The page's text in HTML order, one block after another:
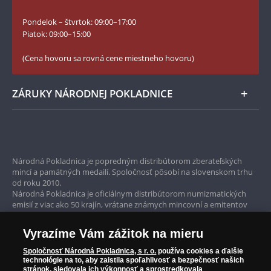
Numizmatické novinky
YouTube Národnej Pokladnice
Pondelok – štvrtok: 09:00–17:00
Piatok: 09:00–15:00
(Cena hovoru sa rovná cene miestneho hovoru)
ZÁRUKY NÁRODNEJ POKLADNICE
Garancia najvyššej kvality
Iba originálne produkty
Národná Pokladnica je popredným distribútorom zberateľských
mincí a pamätných medailí. Spoločnosť pôsobí na slovenskom trhu
od roku 2010.
Národná Pokladnica je oficiálnym distribútorom numizmatických
emisií z viac ako 50 krajín, vrátane známych mincovní a emitentov
Parížska mincovňa, Nórska mincovňa, Fínska mincovňa alebo
Austrálska mincovňa Perth. Spoločnosť svojim zákazníkom a
zberateľom garantuje, že všetky produkty sú v originálnej a v
prvotriednej kvalite, čo je doložené aj priloženým Certifikátom
Vyrazíme Vám zážitok na mieru
Spoločnosť Národná Pokladnica, s r. o. používa cookies a ďalšie
technológie na to, aby zaistila spoľahlivosť a bezpečnosť našich
stránok, sledovala ich výkonnosť a sprostredkovala